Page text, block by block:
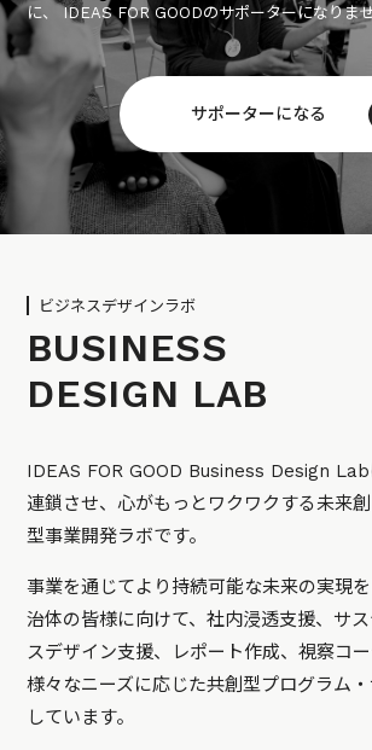
に、 IDEAS FOR GOODのサポーターになりま
サポーターになる
ビジネスデザインラボ
BUSINESS
DESIGN LAB
IDEAS FOR GOOD Business Design Lab
連鎖させ、心がもっとワクワクする未来
型事業開発ラボです。
事業を通じてより持続可能な未来の実現
治体の皆様に向けて、社内浸透支援、サ
スデザイン支援、レポート作成、視察コー
様々なニーズに応じた共創型プログラム
しています。